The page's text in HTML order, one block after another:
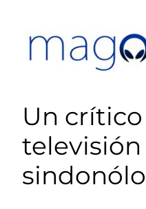
contenido
Un